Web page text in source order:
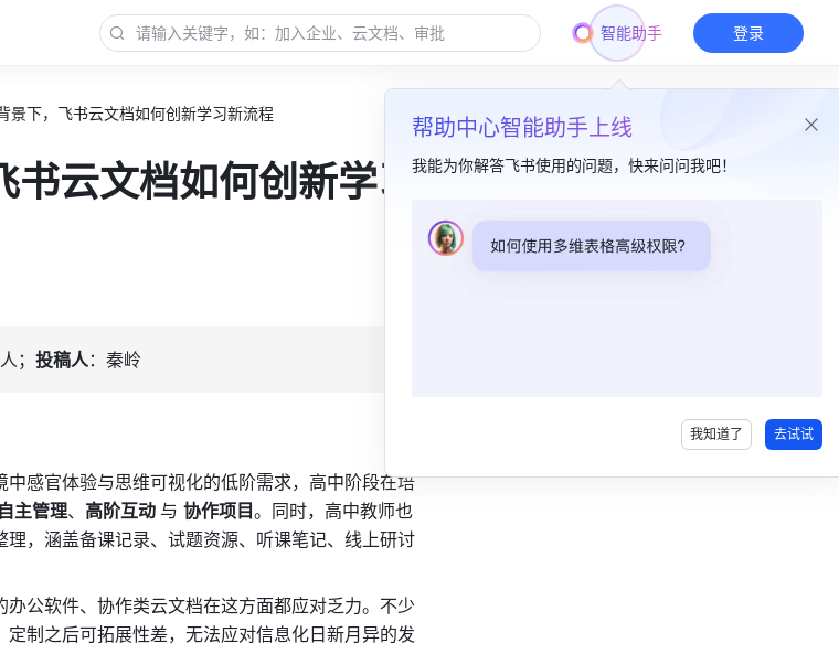
智能助手
帮助中心智能助手上线
我能为你解答飞书使用的问题，快来问问我吧！
我知道了 去试试
登录
景下，飞书云文档如何创新学习新流程
书云文档如何创新学习
； 投稿人：秦岭
感官体验与思维可视化的低阶需求，高中阶段在培
自主管理、 高阶互动 与 协作项目。同时，高中教师也
，涵盖备课记录、试题资源、听课笔记、线上研讨
公软件、协作类云文档在这方面都应对乏力。不少
制之后可拓展性差，无法应对信息化日新月异的发
本篇目录